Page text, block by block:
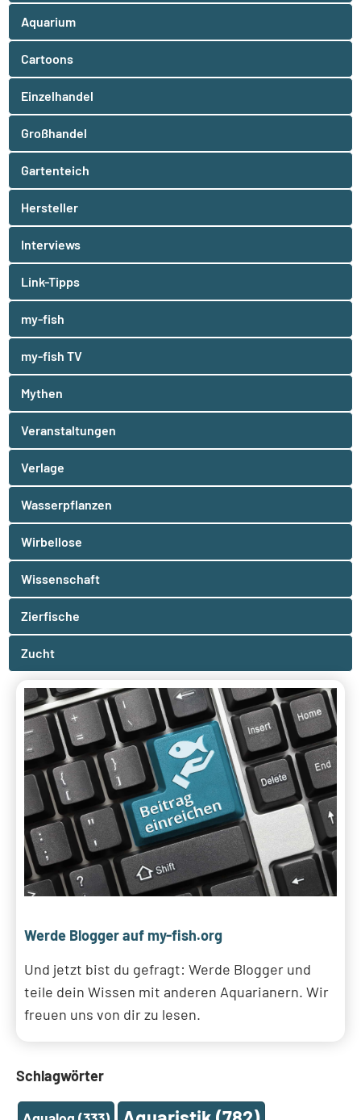
Aquarium
Cartoons
Einzelhandel
Großhandel
Gartenteich
Hersteller
Interviews
Link-Tipps
my-fish
my-fish TV
Mythen
Veranstaltungen
Verlage
Wasserpflanzen
Wirbellose
Wissenschaft
Zierfische
Zucht
Werde Blogger auf my-fish.org
Und jetzt bist du gefragt: Werde Blogger und
teile dein Wissen mit anderen Aquarianern. Wir
freuen uns von dir zu lesen.
Schlagwörter